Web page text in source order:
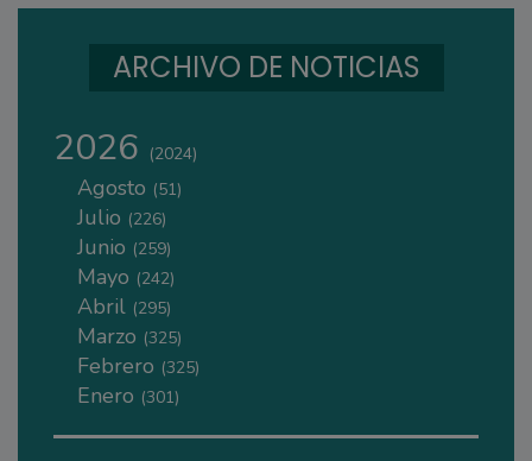
ARCHIVO DE NOTICIAS
2026 (2024)
Agosto (51)
Julio (226)
Junio (259)
Mayo (242)
Abril (295)
Marzo (325)
Febrero (325)
Enero (301)